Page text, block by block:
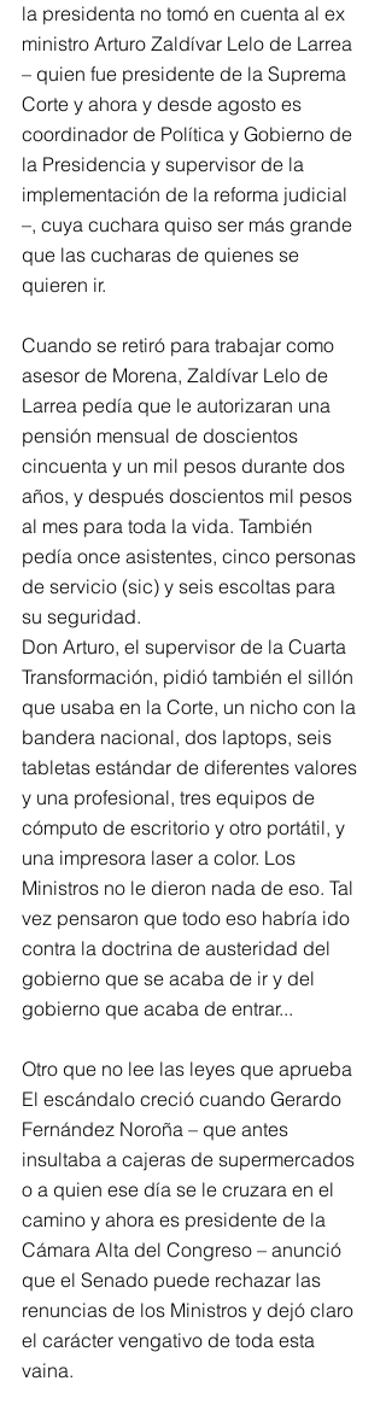
la presidenta no tomó en cuenta al ex
ministro Arturo Zaldívar Lelo de Larrea
– quien fue presidente de la Suprema
Corte y ahora y desde agosto es
coordinador de Política y Gobierno de
la Presidencia y supervisor de la
implementación de la reforma judicial
–, cuya cuchara quiso ser más grande
que las cucharas de quienes se
quieren ir.
Cuando se retiró para trabajar como
asesor de Morena, Zaldívar Lelo de
Larrea pedía que le autorizaran una
pensión mensual de doscientos
cincuenta y un mil pesos durante dos
años, y después doscientos mil pesos
al mes para toda la vida. También
pedía once asistentes, cinco personas
de servicio (sic) y seis escoltas para
su seguridad.
Don Arturo, el supervisor de la Cuarta
Transformación, pidió también el sillón
que usaba en la Corte, un nicho con la
bandera nacional, dos laptops, seis
tabletas estándar de diferentes valores
y una profesional, tres equipos de
cómputo de escritorio y otro portátil, y
una impresora laser a color. Los
Ministros no le dieron nada de eso. Tal
vez pensaron que todo eso habría ido
contra la doctrina de austeridad del
gobierno que se acaba de ir y del
gobierno que acaba de entrar...
Otro que no lee las leyes que aprueba
El escándalo creció cuando Gerardo
Fernández Noroña – que antes
insultaba a cajeras de supermercados
o a quien ese día se le cruzara en el
camino y ahora es presidente de la
Cámara Alta del Congreso – anunció
que el Senado puede rechazar las
renuncias de los Ministros y dejó claro
el carácter vengativo de toda esta
vaina.